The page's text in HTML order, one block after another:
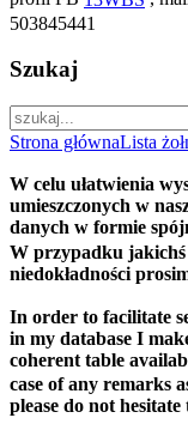
503845441
Szukaj
Strona głównaLista
W celu ułatwienia
umieszczonych w
danych w formie
W przypadku jakichś
niedokładności
In order to facilitate
in my database I
coherent table
case of any remarks
please do not